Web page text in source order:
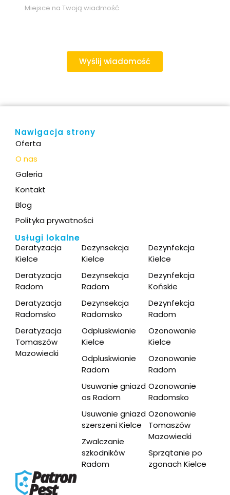
Wyślij wiadomość
Nawigacja strony
Oferta
O nas
Galeria
Kontakt
Blog
Polityka prywatności
Usługi lokalne
Deratyzacja
Kielce
Deratyzacja
Radom
Deratyzacja
Radomsko
Deratyzacja
Tomaszów
Mazowiecki​
Dezynsekcja
Kielce
Dezynsekcja
Radom
Dezynsekcja
Radomsko
Odpluskwianie
Kielce
Odpluskwianie
Radom
Usuwanie gniazd
os Radom
Usuwanie gniazd
szerszeni Kielce
Zwalczanie
szkodników
Radom​
Dezynfekcja
Kielce
Dezynfekcja
Końskie​
Dezynfekcja
Radom​
Ozonowanie
Kielce
Ozonowanie
Radom
Ozonowanie
Radomsko​
Ozonowanie
Tomaszów
Mazowiecki​
Sprzątanie po
zgonach Kielce